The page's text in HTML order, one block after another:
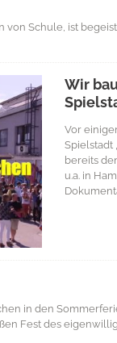
Schule, ist
Wir
Vor
Spielstadt
bereits
u.a. in
in den
Fest des